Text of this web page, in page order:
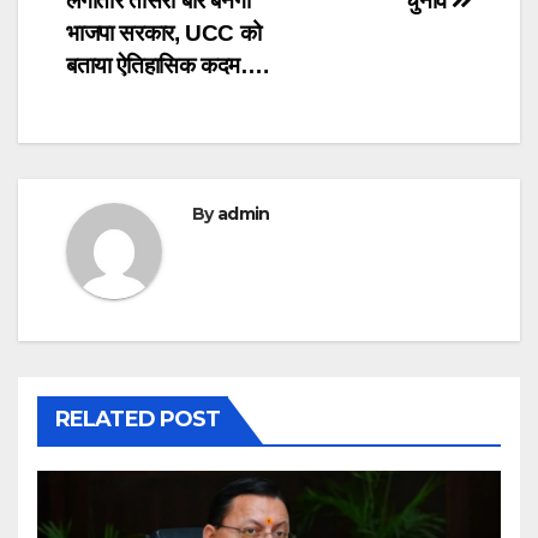
भाजपा सरकार, UCC को
बताया ऐतिहासिक कदम….
Byadmin
RELATED POST